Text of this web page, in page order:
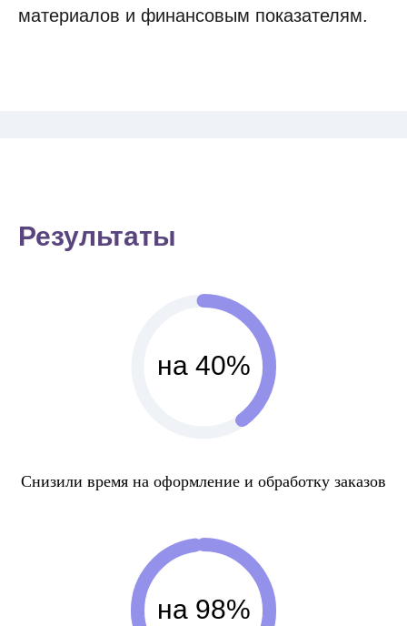
материалов и финансовым показателям.
Результаты
на 40%
Снизили время на оформление и обработку заказов
на 98%